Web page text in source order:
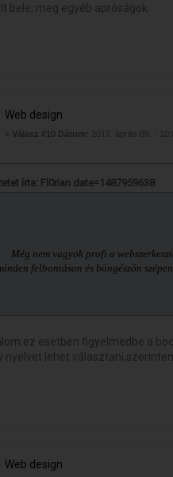
bele, meg egyéb apróságok.
Web design
« Válasz #10 Dátum:
2017. április 09. -
írta: Fl0rian date=1487959638
Még nem vagyok profi a
felbontáson és böngészőn
ez esetben figyelmedbe a
nyelvet lehet
Web design